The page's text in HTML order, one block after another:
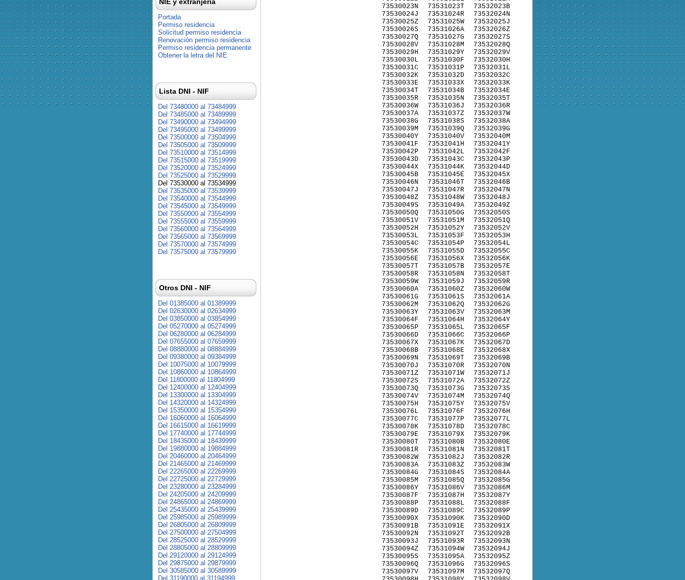
73530023N
73530024J
73530025Z
73530026S
73530027Q
73530028V
73530029H
73530030L
73530031C
73530032K
73530033E
73530034T
73530035R
73530036W
73530037A
73530038G
73530039M
73530040Y
73530041F
73530042P
73530043D
73530044X
73530045B
73530046N
73530047J
73530048Z
73530049S
73530050Q
73530051V
73530052H
73530053L
73530054C
73530055K
73530056E
73530057T
73530058R
73530059W
73530060A
73530061G
73530062M
73530063Y
73530064F
73530065P
73530066D
73530067X
73530068B
73530069N
73530070J
73530071Z
73530072S
73530073Q
73530074V
73530075H
73530076L
73530077C
73530078K
73530079E
73530080T
73530081R
73530082W
73530083A
73530084G
73530085M
73530086Y
73530087F
73530088P
73530089D
73530090X
73530091B
73530092N
73530093J
73530094Z
73530095S
73530096Q
73530097V
73531023T
73531024R
73531025W
73531026A
73531027G
73531028M
73531029Y
73531030F
73531031P
73531032D
73531033X
73531034B
73531035N
73531036J
73531037Z
73531038S
73531039Q
73531040V
73531041H
73531042L
73531043C
73531044K
73531045E
73531046T
73531047R
73531048W
73531049A
73531050G
73531051M
73531052Y
73531053F
73531054P
73531055D
73531056X
73531057B
73531058N
73531059J
73531060Z
73531061S
73531062Q
73531063V
73531064H
73531065L
73531066C
73531067K
73531068E
73531069T
73531070R
73531071W
73531072A
73531073G
73531074M
73531075Y
73531076F
73531077P
73531078D
73531079X
73531080B
73531081N
73531082J
73531083Z
73531084S
73531085Q
73531086V
73531087H
73531088L
73531089C
73531090K
73531091E
73531092T
73531093R
73531094W
73531095A
73531096G
73531097M
73532023B
73532024N
73532025J
73532026Z
73532027S
73532028Q
73532029V
73532030H
73532031L
73532032C
73532033K
73532034E
73532035T
73532036R
73532037W
73532038A
73532039G
73532040M
73532041Y
73532042F
73532043P
73532044D
73532045X
73532046B
73532047N
73532048J
73532049Z
73532050S
73532051Q
73532052V
73532053H
73532054L
73532055C
73532056K
73532057E
73532058T
73532059R
73532060W
73532061A
73532062G
73532063M
73532064Y
73532065F
73532066P
73532067D
73532068X
73532069B
73532070N
73532071J
73532072Z
73532073S
73532074Q
73532075V
73532076H
73532077L
73532078C
73532079K
73532080E
73532081T
73532082R
73532083W
73532084A
73532085G
73532086M
73532087Y
73532088F
73532089P
73532090D
73532091X
73532092B
73532093N
73532094J
73532095Z
73532096S
73532097Q
Portada
Permiso residencia
Solicitud permiso residencia
Renovación permiso residencia
Permiso residencia permanente
Obtener la letra del NIE
Lista DNI - NIF
Del 73480000 al 73484999
Del 73485000 al 73489999
Del 73490000 al 73494999
Del 73495000 al 73499999
Del 73500000 al 73504999
Del 73505000 al 73509999
Del 73510000 al 73514999
Del 73515000 al 73519999
Del 73520000 al 73524999
Del 73525000 al 73529999
Del 73530000 al 73534999
Del 73535000 al 73539999
Del 73540000 al 73544999
Del 73545000 al 73549999
Del 73550000 al 73554999
Del 73555000 al 73559999
Del 73560000 al 73564999
Del 73565000 al 73569999
Del 73570000 al 73574999
Del 73575000 al 73579999
Otros DNI - NIF
Del 01385000 al 01389999
Del 02630000 al 02634999
Del 03850000 al 03854999
Del 05270000 al 05274999
Del 06280000 al 06284999
Del 07655000 al 07659999
Del 08880000 al 08884999
Del 09380000 al 09384999
Del 10075000 al 10079999
Del 10860000 al 10864999
Del 11800000 al 11804999
Del 12400000 al 12404999
Del 13300000 al 13304999
Del 14320000 al 14324999
Del 15350000 al 15354999
Del 16060000 al 16064999
Del 16615000 al 16619999
Del 17740000 al 17744999
Del 18435000 al 18439999
Del 19880000 al 19884999
Del 20460000 al 20464999
Del 21465000 al 21469999
Del 22265000 al 22269999
Del 22725000 al 22729999
Del 23280000 al 23284999
Del 24205000 al 24209999
Del 24865000 al 24869999
Del 25435000 al 25439999
Del 25985000 al 25989999
Del 26805000 al 26809999
Del 27500000 al 27504999
Del 28525000 al 28529999
Del 28805000 al 28809999
Del 29120000 al 29124999
Del 29875000 al 29879999
Del 30585000 al 30589999
Del 31190000 al 31194999